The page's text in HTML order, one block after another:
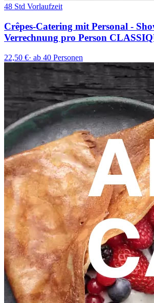
48 Std Vorlaufzeit
Crêpes-Catering mit Personal -
Verrechnung pro Person
22,50 €· ab 40 Personen